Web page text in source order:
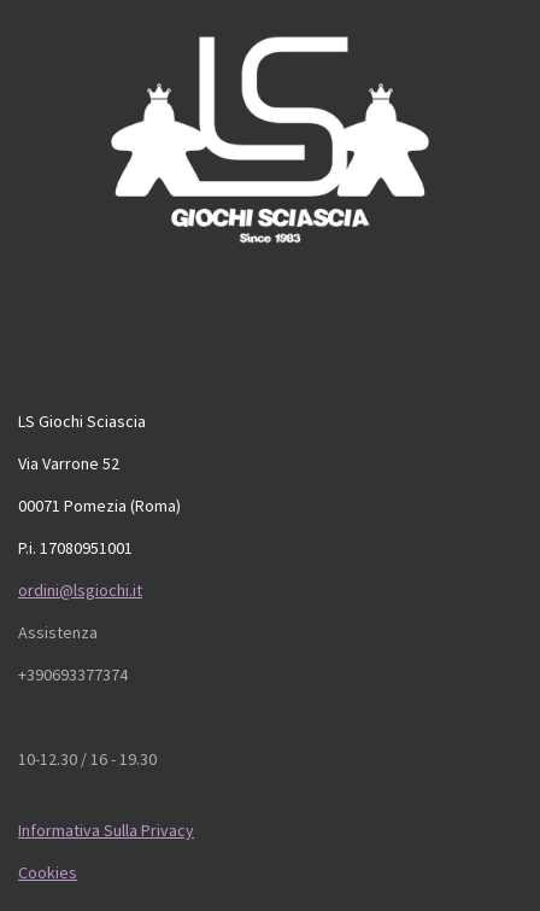
LS Giochi Sciascia
Via Varrone 52
00071 Pomezia (Roma)
P.i. 17080951001
ordini@lsgiochi.it
Assistenza
+390693377374
10-12.30 / 16 - 19.30
Informativa Sulla Privacy
Cookies